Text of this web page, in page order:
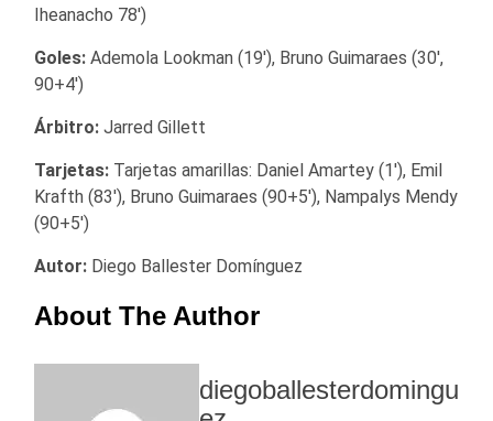
Iheanacho 78′)
Goles: Ademola Lookman (19′), Bruno Guimaraes (30′,
90+4′)
Árbitro: Jarred Gillett
Tarjetas: Tarjetas amarillas: Daniel Amartey (1′), Emil
Krafth (83′), Bruno Guimaraes (90+5′), Nampalys Mendy
(90+5′)
Autor: Diego Ballester Domínguez
About The Author
diegoballesterdomingu